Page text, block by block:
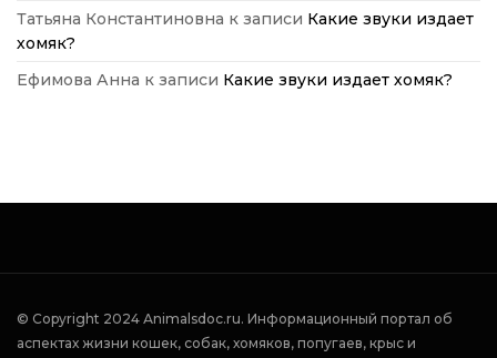
Татьяна Константиновна к записи Какие звуки издает
хомяк?
Ефимова Анна к записи Какие звуки издает хомяк?
© Copyright 2024 Аnimalsdoc.ru. Информационный портал об
аспектах жизни кошек, собак, хомяков, попугаев, крыс и